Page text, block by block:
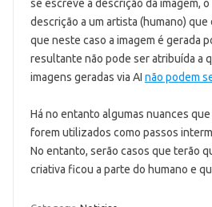
se escreve a descrição da imagem,
descrição a um artista (humano)
que neste caso a imagem é gerada
resultante não pode ser atribuída a
imagens geradas via AI não podem
Há no entanto algumas nuances
forem utilizados como passos
No entanto, serão casos que terão
criativa ficou a parte do humano e